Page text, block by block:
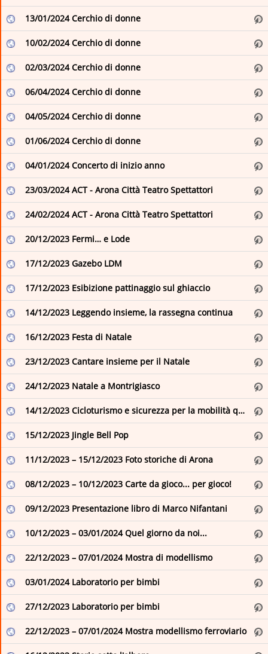
SiViaggia
Turismo Locana
Turismo Locana
VISITAREGGIO
13/01/2024 Cerchio di donne
10/02/2024 Cerchio di donne
02/03/2024 Cerchio di donne
06/04/2024 Cerchio di donne
04/05/2024 Cerchio di donne
01/06/2024 Cerchio di donne
04/01/2024 Concerto di inizio anno
23/03/2024 ACT - Arona Città Teatro Spettattori
24/02/2024 ACT - Arona Città Teatro Spettattori
20/12/2023 Fermi… e Lode
17/12/2023 Gazebo LDM
17/12/2023 Esibizione pattinaggio sul ghiaccio
14/12/2023 Leggendo insieme, la rassegna continua
16/12/2023 Festa di Natale
23/12/2023 Cantare insieme per il Natale
24/12/2023 Natale a Montrigiasco
14/12/2023 Cicloturismo e sicurezza per la mobilità quotidiana: un binomio vincente
15/12/2023 Jingle Bell Pop
11/12/2023 – 15/12/2023 Foto storiche di Arona
08/12/2023 – 10/12/2023 Carte da gioco... per gioco!
09/12/2023 Presentazione libro di Marco Nifantani
10/12/2023 – 03/01/2024 Quel giorno da noi...
22/12/2023 – 07/01/2024 Mostra di modellismo
03/01/2024 Laboratorio per bimbi
27/12/2023 Laboratorio per bimbi
22/12/2023 – 07/01/2024 Mostra modellismo ferroviario